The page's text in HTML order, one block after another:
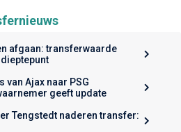
afgaan: transferwaarde
van Ajax naar PSG
geeft update
Tengstedt naderen transfer: